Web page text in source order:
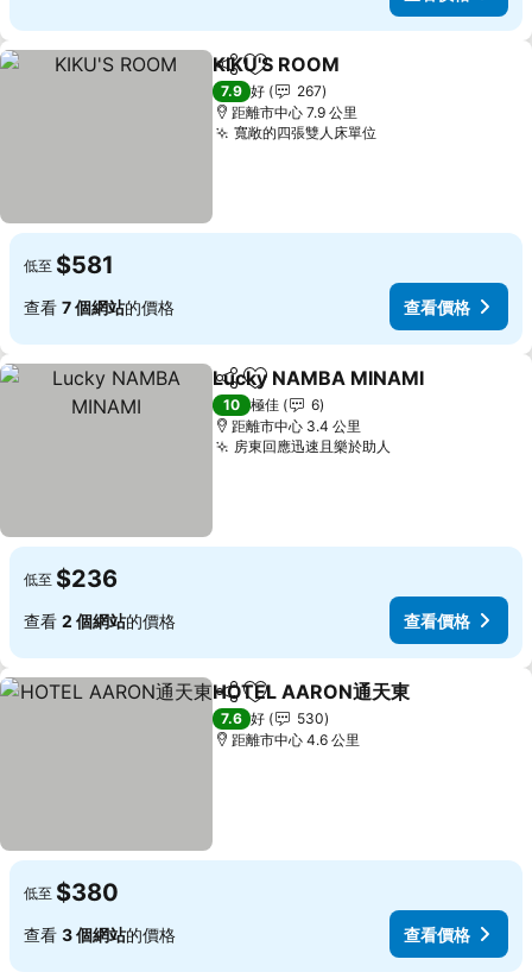
分享 放到收藏夾
KIKU'S ROOM
7.9 好
267
距離市中心 7.9 公里
寬敞的四張雙人床單位查看價格
低至 $581
查看 7 個網站的價格 查看價格
分享 放到收藏夾
Lucky NAMBA MINAMI
10 極佳
6
距離市中心 3.4 公里
房東回應迅速且樂於助人查看價格
低至 $236
查看 2 個網站的價格 查看價格
分享 放到收藏夾
HOTEL AARON通天東
7.6 好
530
距離市中心 4.6 公里
低至 $380
查看 3 個網站的價格 查看價格